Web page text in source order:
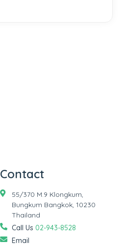
Contact
55/370 M.9 Klongkum,
Bungkum Bangkok, 10230
Thailand
Call Us 02-943-8528
Email